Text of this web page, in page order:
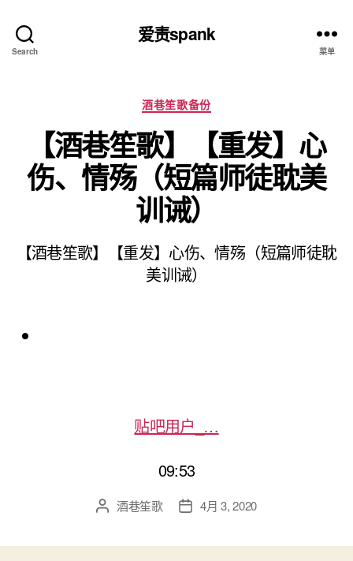
Search
爱责spank
菜单
分
类
酒巷笙歌备份
【酒巷笙歌】【重发】心
伤、情殇（短篇师徒耽美
训诫）
【酒巷笙歌】【重发】心伤、情殇（短篇师徒耽
美训诫）
贴吧用户_…
09:53
文 酒巷笙歌
发 4月 3, 2020